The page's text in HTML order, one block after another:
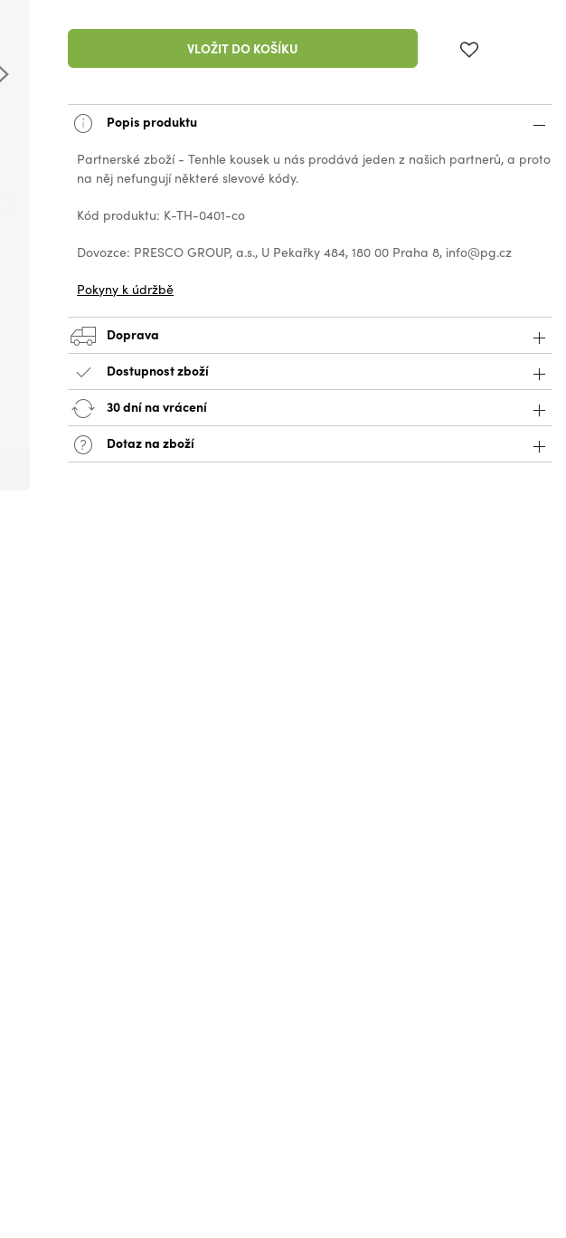
VLOŽIT DO KOŠÍKU
Popis produktu
Partnerské zboží - Tenhle kousek u nás prodává jeden z našich partnerů, a proto
na něj nefungují některé slevové kódy.
Kód produktu: K-TH-0401-co
Dovozce: PRESCO GROUP, a.s., U Pekařky 484, 180 00 Praha 8, info@pg.cz
Pokyny k údržbě
Doprava
Dostupnost zboží
30 dní na vrácení
Dotaz na zboží